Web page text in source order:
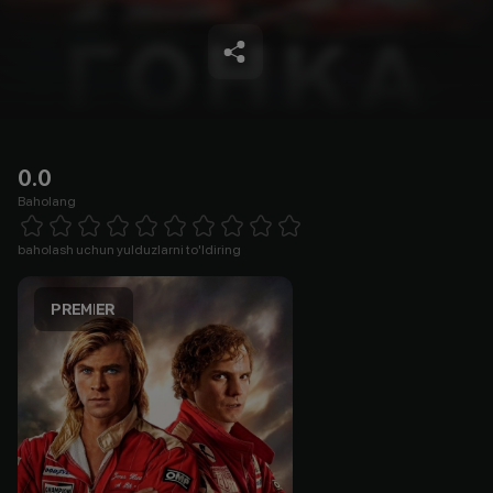
0.0
Baholang
1 Star 2 Stars 3 Stars 4 Stars5 Stars 6 Stars7 Stars8 Stars
baholash uchun yulduzlarni to'ldiring